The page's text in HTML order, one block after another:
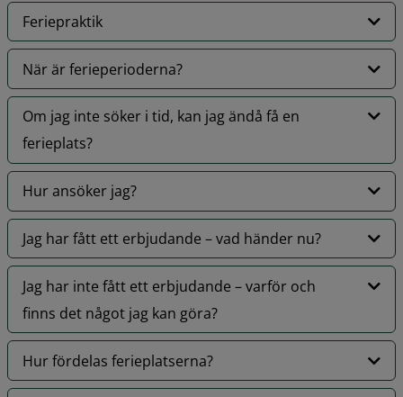
Feriepraktik
När är ferieperioderna?
Om jag inte söker i tid, kan jag ändå få en
ferieplats?
Hur ansöker jag?
Jag har fått ett erbjudande – vad händer nu?
Jag har inte fått ett erbjudande – varför och
finns det något jag kan göra?
Hur fördelas ferieplatserna?